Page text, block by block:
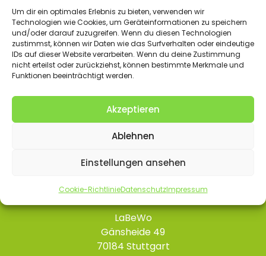
Um dir ein optimales Erlebnis zu bieten, verwenden wir
Technologien wie Cookies, um Geräteinformationen zu speichern
und/oder darauf zuzugreifen. Wenn du diesen Technologien
zustimmst, können wir Daten wie das Surfverhalten oder eindeutige
IDs auf dieser Website verarbeiten. Wenn du deine Zustimmung
nicht erteilst oder zurückziehst, können bestimmte Merkmale und
Funktionen beeinträchtigt werden.
Akzeptieren
Ablehnen
Einstellungen ansehen
Cookie-RichtlinieDatenschutzImpressum
Gemeinsame Anfrage Reform des WTPG 30-04-2025.pdf
Herunterladen
Kontakt
LaBeWo
Gänsheide 49
70184 Stuttgart